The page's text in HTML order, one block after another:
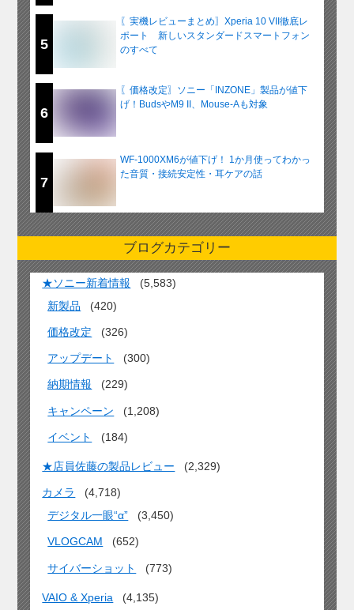
5
〖実機レビューまとめ〗Xperia 10 VII徹底レ
ポート 新しいスタンダードスマートフォン
のすべて
6
〖価格改定〗ソニー「INZONE」製品が値下
げ！BudsやM9 II、Mouse-Aも対象
7
WF-1000XM6が値下げ！ 1か月使ってわかっ
た音質・接続安定性・耳ケアの話
ブログカテゴリー
★ソニー新着情報
(5,583)
新製品
(420)
価格改定 (326)
アップデート (300)
納期情報 (229)
キャンペーン (1,208)
イベント (184)
★店員佐藤の製品レビュー (2,329)
カメラ
(4,718)
デジタル一眼“α”
(3,450)
VLOGCAM (652)
サイバーショット (773)
VAIO & Xperia
(4,135)